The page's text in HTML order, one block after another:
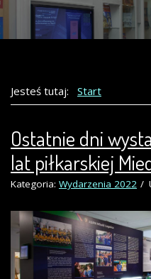
Jesteś tutaj: Start
Ostatnie dni
lat piłkarskiej
Kategoria: Wydarzenia 2022